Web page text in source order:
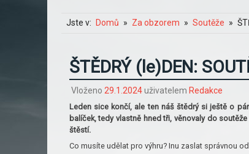
Jste v: Domů Za obzorem Soutěže
ŠTĚDRÝ (le)DEN:
Vloženo 29.1.2024uživatelem Redakce
Leden sice končí, ale ten náš štědrý si ještě o
balíček, tedy vlastně hned tři, věnovaly do
štěstí.
Co musíte udělat pro výhru? Inu zaslat správnou